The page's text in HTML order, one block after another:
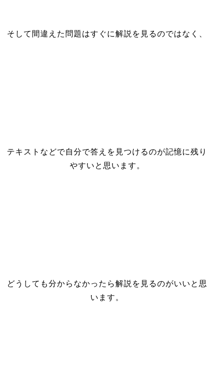
そして間違えた問題はすぐに解説を見るのではなく、
テキストなどで自分で答えを見つけるのが記憶に残り
やすいと思います。
どうしても分からなかったら解説を見るのがいいと思
います。